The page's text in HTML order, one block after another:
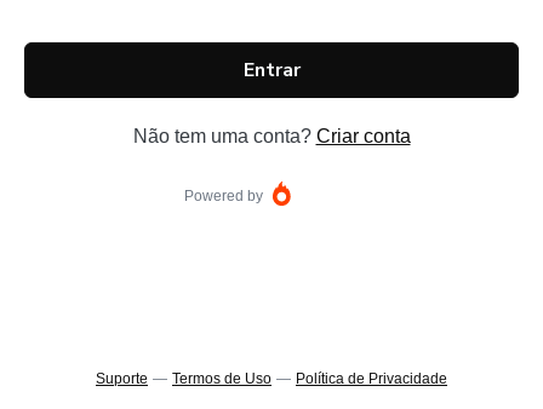
Entrar
Não tem uma conta? Criar conta
Powered by
Suporte — Termos de Uso — Política de Privacidade